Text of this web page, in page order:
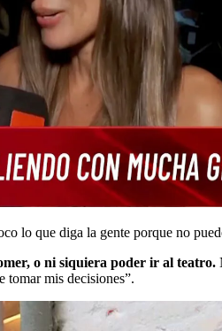
lo que diga la gente porque no
o ni siquiera poder ir al teatro.
tomar mis decisiones”.